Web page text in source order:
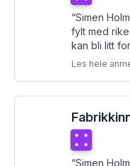
“Simen
fylt med
kan bli litt
Les hele
Terningkast
“Simen